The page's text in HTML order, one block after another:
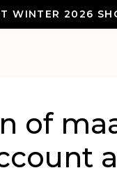
WINTER 2026
of